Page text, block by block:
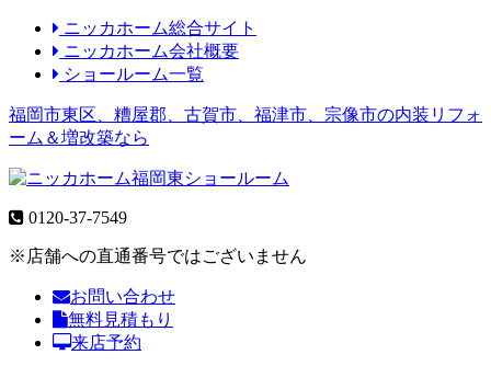
ニッカホーム総合サイト
ニッカホーム会社概要
ショールーム一覧
福岡市東区、糟屋郡、古賀市、福津市、宗像市の内装リフォ
ーム＆増改築なら
0120-37-7549
※店舗への直通番号ではございません
お問い合わせ
無料見積もり
来店予約